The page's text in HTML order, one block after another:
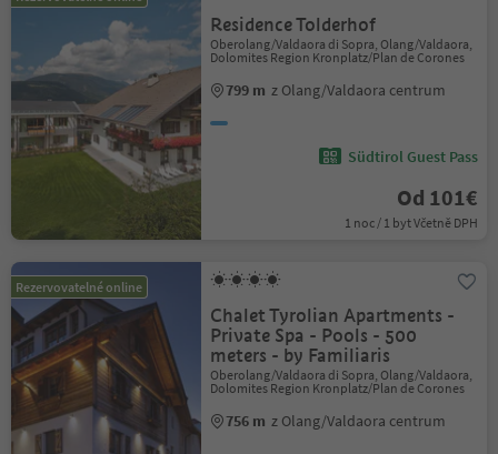
Residence Tolderhof
Oberolang/Valdaora di Sopra, Olang/Valdaora,
Dolomites Region Kronplatz/Plan de Corones
799 m z Olang/Valdaora centrum
Südtirol Guest Pass
Od 101€
1 noc / 1 byt Včetně DPH
Rezervovatelné online
Chalet Tyrolian Apartments -
Private Spa - Pools - 500
meters - by Familiaris
Oberolang/Valdaora di Sopra, Olang/Valdaora,
Dolomites Region Kronplatz/Plan de Corones
756 m z Olang/Valdaora centrum